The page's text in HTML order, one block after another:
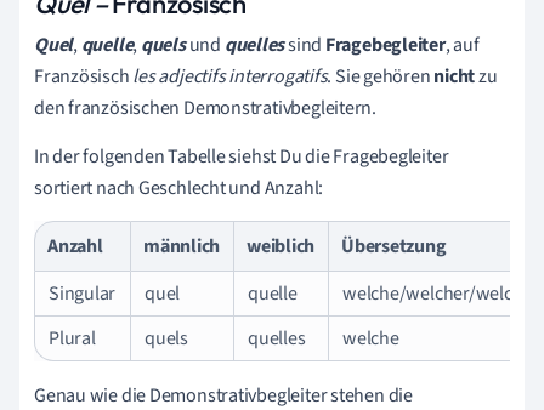
Quel,quelle,quelsund quellessind Fragebegleiter, auf
Französischles adjectifs interrogatifs. Sie gehörennichtzu
den französischen Demonstrativbegleitern.
In der folgenden Tabelle siehst Du dieFragebegleiter
sortiert nach Geschlecht und Anzahl:
Anzahl männlich weiblich
Übersetzung
Singular
quel quelle
welche/welcher/welches
Plural
quels quelles welche
Genau wie die Demonstrativbegleiter stehen die